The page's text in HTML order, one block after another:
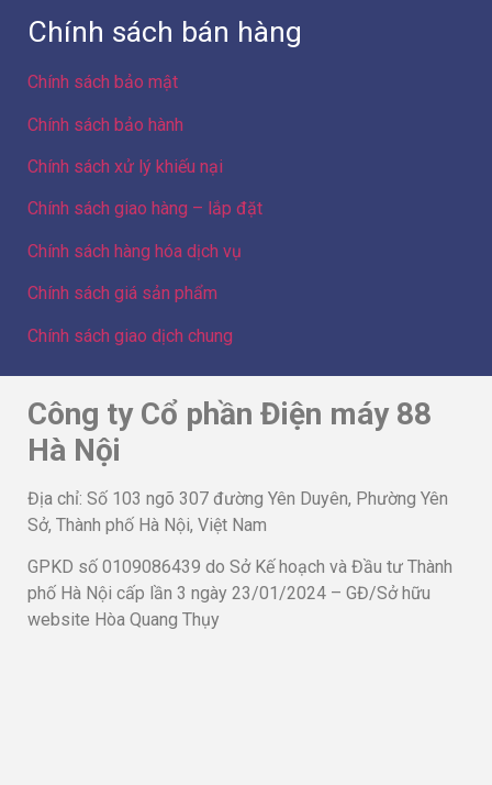
Chính sách bán hàng
Chính sách bảo mật
Chính sách bảo hành
Chính sách xử lý khiếu nại
Chính sách giao hàng – lắp đặt
Chính sách hàng hóa dịch vụ
Chính sách giá sản phẩm
Chính sách giao dịch chung
Công ty Cổ phần Điện máy 88
Hà Nội
Địa chỉ: Số 103 ngõ 307 đường Yên Duyên, Phường Yên
Sở, Thành phố Hà Nội, Việt Nam
GPKD số 0109086439 do Sở Kế hoạch và Đầu tư Thành
phố Hà Nội cấp lần 3 ngày 23/01/2024 – GĐ/Sở hữu
website Hòa Quang Thụy